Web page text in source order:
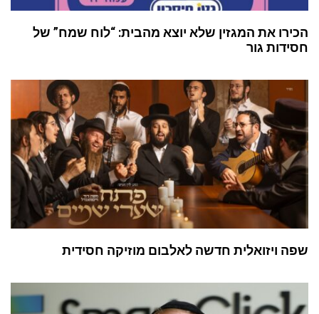
הכירו את המגזין שלא יוצא מהבית: “לוח שמח” של
חסידות גור
שפה ויזואלית חדשה לאלבום מוזיקה חסידית